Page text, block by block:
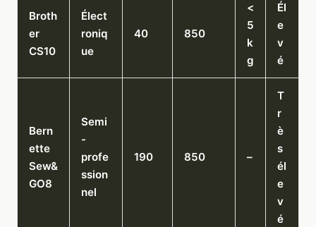
Broth
er
CS10
Élect
roniq
ue
40 850
<
5
k
g
Él
e
v
é
Bern
ette
Sew&
GO8
Semi
-
profe
ssion
nel
190 850 –
T
r
è
s
él
e
v
é